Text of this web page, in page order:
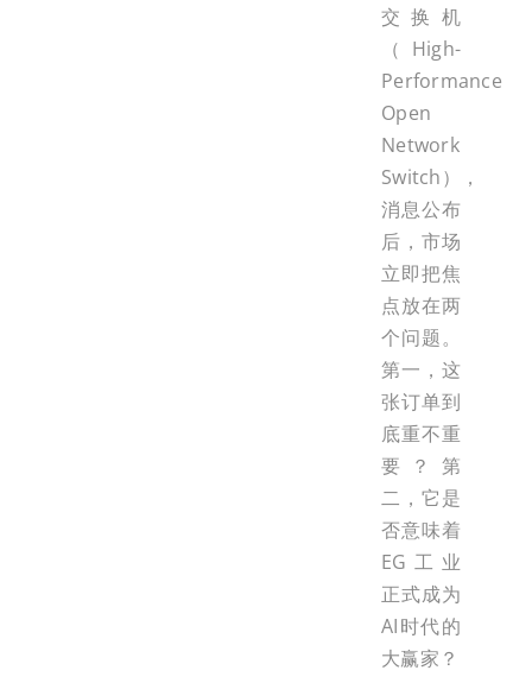
交换机
（High-
Performance
Open
Network
Switch），
消息公布
后，市场
立即把焦
点放在两
个问题。
第一，这
张订单到
底重不重
要？第
二，它是
否意味着
EG工业
正式成为
AI时代的
大赢家？